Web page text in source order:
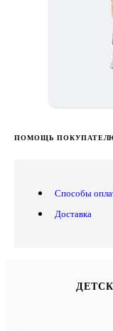
ПОМОЩЬ
Способы
Доставка